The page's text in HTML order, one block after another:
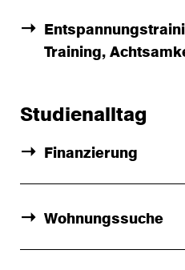
Training,
Studienalltag
Finanzierung
Wohnungssuche